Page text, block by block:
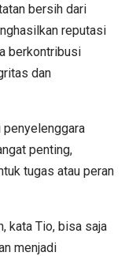
bersih dari
reputasi
berkontribusi
dan
penyelenggara
penting,
tugas atau peran
kata Tio, bisa saja
menjadi